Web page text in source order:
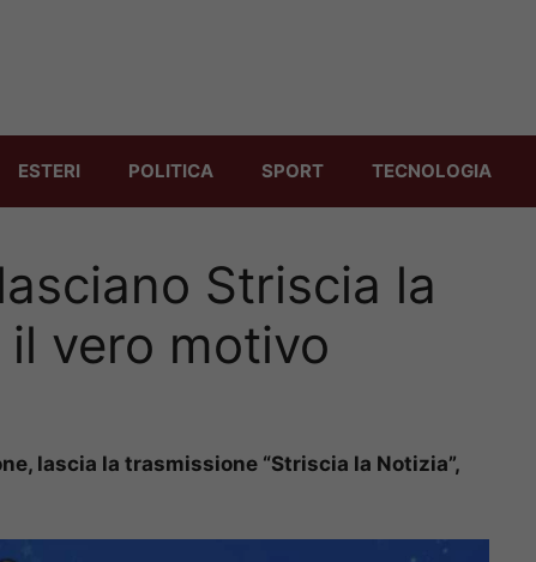
ESTERI POLITICA SPORT TECNOLOGIA
Striscia la
vero motivo
lascia la trasmissione “Striscia la Notizia”,